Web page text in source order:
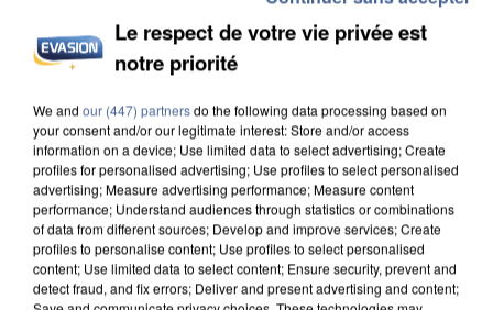
UNE TOURISTE DE L’OISE EMPORTÉE PAR UNE
COULÉE DE BOUE EN HAUTE-SAVOIE
Le respect de votre vie privée est
notre priorité
We and our (447) partnersdo the following data processing based on
your consent and/or our legitimate interest: Store and/or access
information on a device; Use limited data to select advertising; Create
profiles for personalised advertising; Use profiles to select personalised
advertising; Measure advertising performance; Measure content
performance; Understand audiences through statistics or combinations
of data from different sources; Develop and improve services; Create
profiles to personalise content; Use profiles to select personalised
content; Use limited data to select content; Ensure security, prevent and
detect fraud, and fix errors; Deliver and present advertising and content;